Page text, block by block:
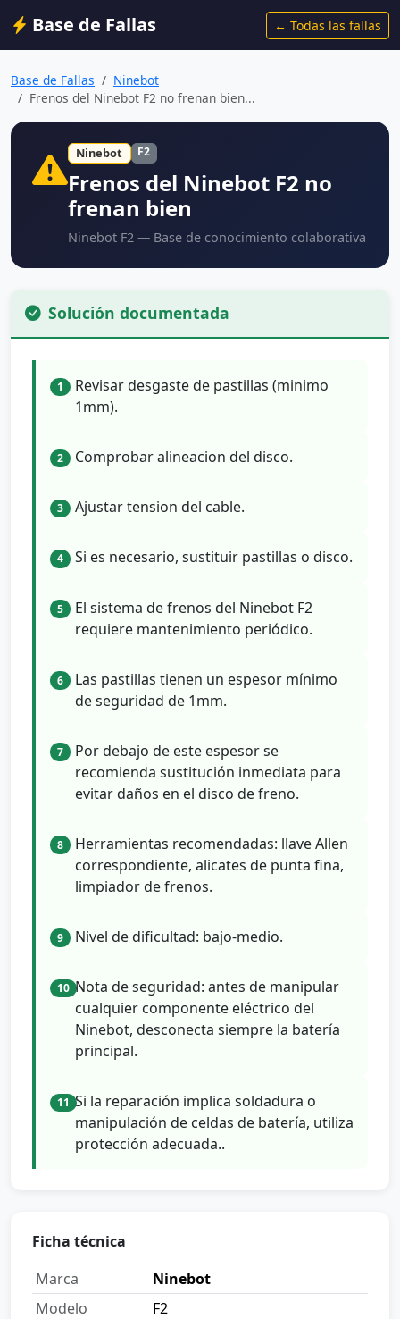
Base de Fallas ← Todas las fallas
Base de Fallas
Ninebot
Frenos del Ninebot F2 no frenan bien...
Ninebot F2
Frenos del Ninebot F2 no
frenan bien
Ninebot F2 — Base de conocimiento colaborativa
Solución documentada
1
Revisar desgaste de pastillas (minimo
1mm).
2 Comprobar alineacion del disco.
3 Ajustar tension del cable.
4 Si es necesario, sustituir pastillas o disco.
5
El sistema de frenos del Ninebot F2
requiere mantenimiento periódico.
6
Las pastillas tienen un espesor mínimo
de seguridad de 1mm.
7
Por debajo de este espesor se
recomienda sustitución inmediata para
evitar daños en el disco de freno.
8
Herramientas recomendadas: llave Allen
correspondiente, alicates de punta fina,
limpiador de frenos.
9 Nivel de dificultad: bajo-medio.
10 Nota de seguridad: antes de manipular
cualquier componente eléctrico del
Ninebot, desconecta siempre la batería
principal.
11 Si la reparación implica soldadura o
manipulación de celdas de batería, utiliza
protección adecuada..
Ficha técnica
Marca
Ninebot
Modelo
F2